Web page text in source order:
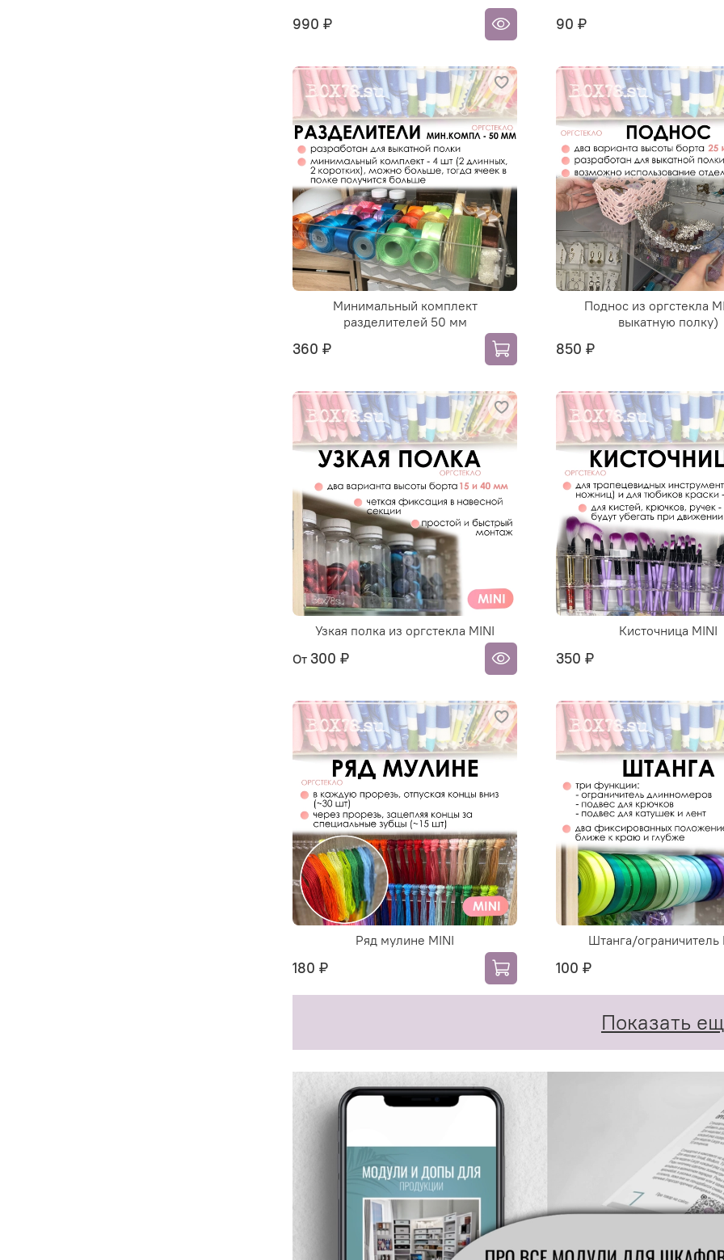
990 ₽ 90 ₽
Минимальный комплект
разделителей 50 мм
360 ₽
Поднос из оргстекла
выкатную полку)
850 ₽
Узкая полка из оргстекла MINI
От 300 ₽
Кисточница MINI
350 ₽
Ряд мулине MINI
180 ₽
Штанга/ограничитель
100 ₽
Показать